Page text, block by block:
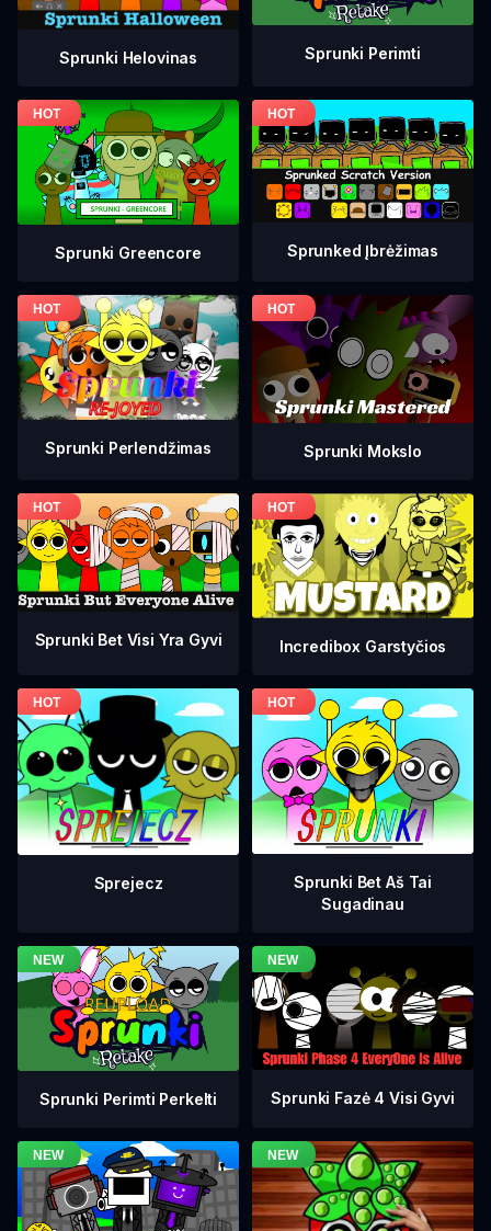
Sprunki Helovinas Sprunki Perimti
Sprunki Greencore Sprunked Įbrėžimas
Sprunki Perlendžimas Sprunki Mokslo
Sprunki Bet Visi Yra Gyvi Incredibox Garstyčios
Sprejecz
Sprunki Bet Aš Tai
Sugadinau
Sprunki Perimti Perkelti Sprunki Fazė 4 Visi Gyvi